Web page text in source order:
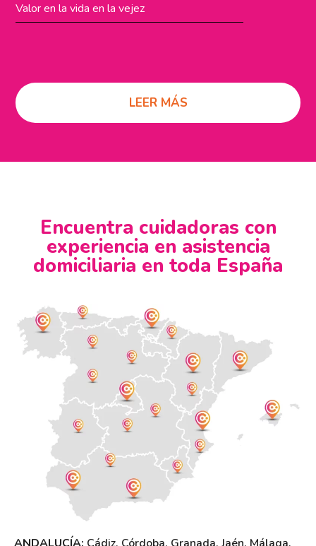
Valor en la vida en la vejez
LEER MÁS
Encuentra cuidadoras con
experiencia en asistencia
domiciliaria en toda España